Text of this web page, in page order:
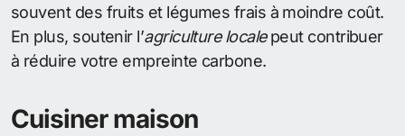
souvent des fruits et légumes frais à moindre coût.
En plus, soutenir l’agriculture localepeut contribuer
à réduire votre empreinte carbone.
Cuisiner maison